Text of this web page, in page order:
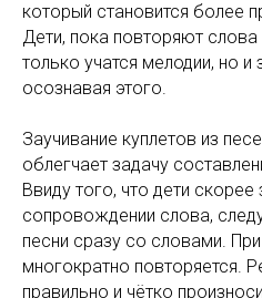
который становится более
Дети, пока повторяют
только учатся мелодии, но и
осознавая этого.
Заучивание куплетов из
облегчает задачу
Ввиду того, что дети
сопровождении слова,
песни сразу со словами.
многократно повторяется.
правильно и чётко